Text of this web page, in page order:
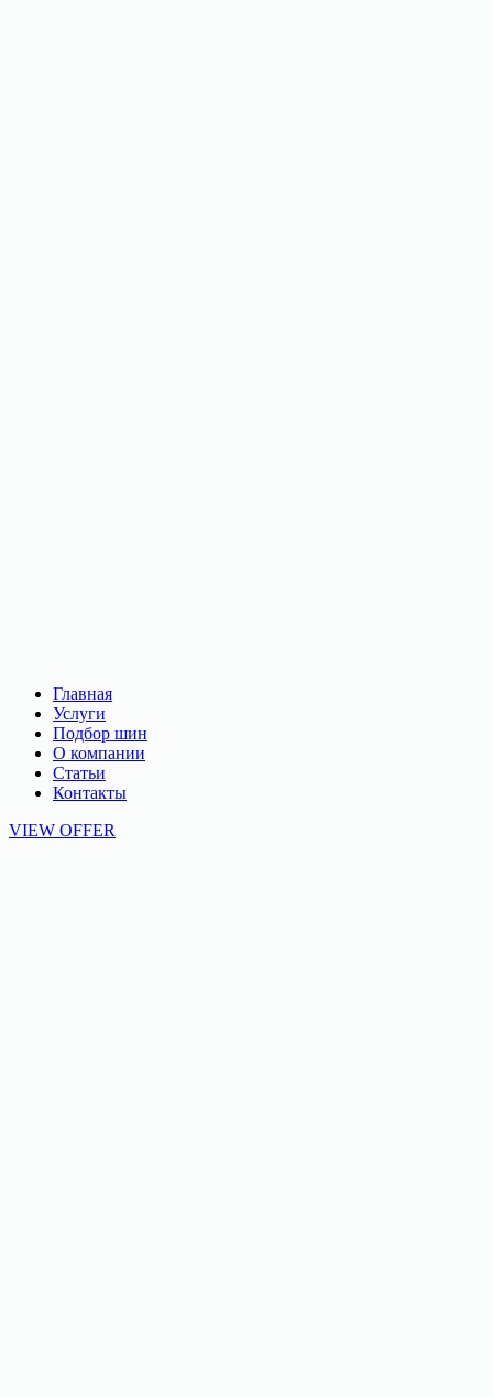
Главная
Услуги
Подбор шин
О компании
Статьи
Контакты
VIEW OFFER